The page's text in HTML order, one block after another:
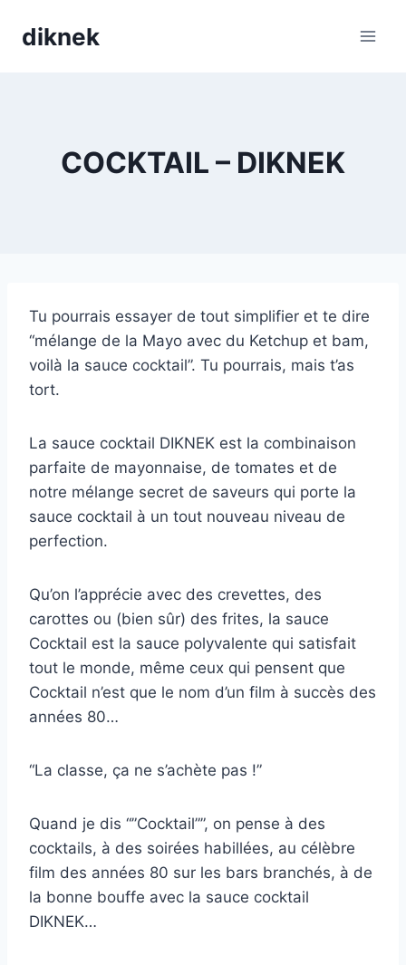
diknek
COCKTAIL – DIKNEK
Tu pourrais essayer de tout simplifier et te dire
“mélange de la Mayo avec du Ketchup et bam,
voilà la sauce cocktail”. Tu pourrais, mais t’as
tort.
La sauce cocktail DIKNEK est la combinaison
parfaite de mayonnaise, de tomates et de
notre mélange secret de saveurs qui porte la
sauce cocktail à un tout nouveau niveau de
perfection.
Qu’on l’apprécie avec des crevettes, des
carottes ou (bien sûr) des frites, la sauce
Cocktail est la sauce polyvalente qui satisfait
tout le monde, même ceux qui pensent que
Cocktail n’est que le nom d’un film à succès des
années 80…
“La classe, ça ne s’achète pas !”
Quand je dis “”Cocktail””, on pense à des
cocktails, à des soirées habillées, au célèbre
film des années 80 sur les bars branchés, à de
la bonne bouffe avec la sauce cocktail
DIKNEK…